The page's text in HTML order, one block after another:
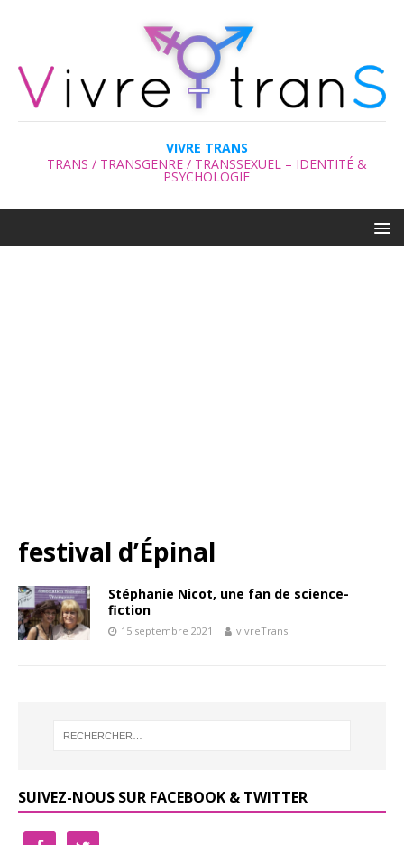
VIVRE TRANS
TRANS / TRANSGENRE / TRANSSEXUEL – IDENTITÉ &
PSYCHOLOGIE
festival d’Épinal
Stéphanie Nicot, une fan de science-
fiction
15 septembre 2021 vivreTrans
SUIVEZ-NOUS SUR FACEBOOK & TWITTER